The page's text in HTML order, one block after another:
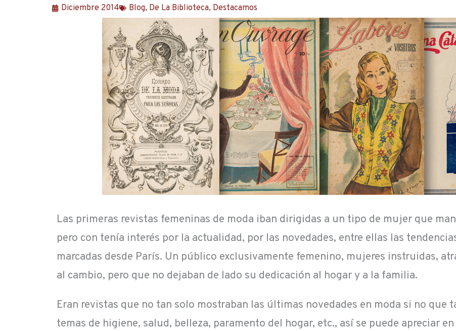
Diciembre 2014 Blog, De La Biblioteca, Destacamos
Las primeras revistas femeninas de moda iban dirigidas a un tipo de mujer que
pero con tenía interés por la actualidad, por las novedades, entre ellas las
marcadas desde París. Un público exclusivamente femenino, mujeres instruidas,
al cambio, pero que no dejaban de lado su dedicación al hogar y a la familia.
Eran revistas que no tan solo mostraban las últimas novedades en moda si no que
temas de higiene, salud, belleza, paramento del hogar, etc., así se puede apreciar